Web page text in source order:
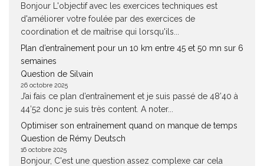
Bonjour L'objectif avec les exercices techniques est
d'améliorer votre foulée par des exercices de
coordination et de maîtrise qui lorsqu'ils...
Plan d’entraînement pour un 10 km entre 45 et 50 mn sur 6
semaines
Question de Silvain
26 octobre 2025
J’ai fais ce plan d’entraînement et je suis passé de 48’40 à
44’52 donc je suis très content. A noter...
Optimiser son entraînement quand on manque de temps
Question de Rémy Deutsch
16 octobre 2025
Bonjour, C'est une question assez complexe car cela